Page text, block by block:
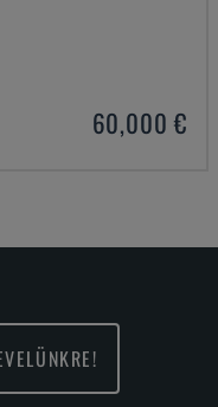
60,000 €